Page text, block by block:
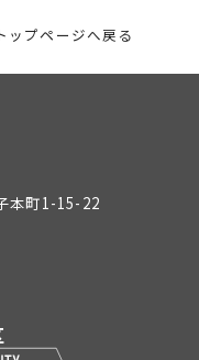
ップページへ戻る
本町1-15-22